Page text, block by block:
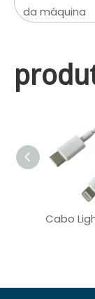
da máquina